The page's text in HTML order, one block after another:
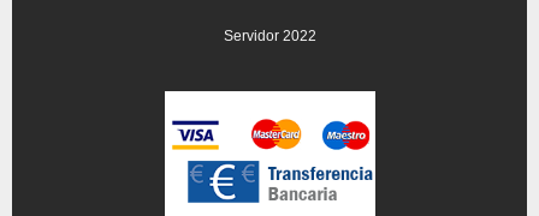
Servidor 2022